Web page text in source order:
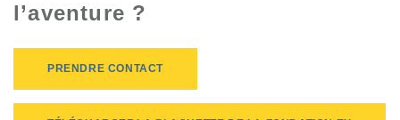
l’aventure ?
PRENDRE CONTACT